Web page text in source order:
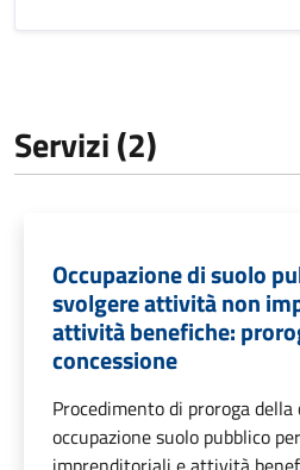
Servizi (2)
Occupazione di suolo
svolgere attività non
attività benefiche:
concessione
Procedimento di proroga della
occupazione suolo pubblico